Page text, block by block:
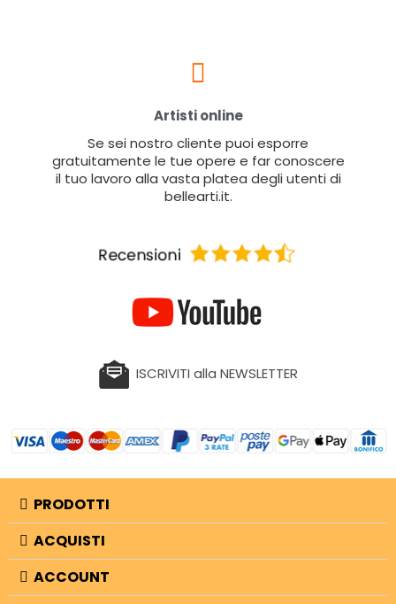
Artisti online
Se sei nostro cliente puoi esporre
gratuitamente le tue opere e far conoscere
il tuo lavoro alla vasta platea degli utenti di
bellearti.it.
ISCRIVITI alla NEWSLETTER
PRODOTTI
ACQUISTI
ACCOUNT